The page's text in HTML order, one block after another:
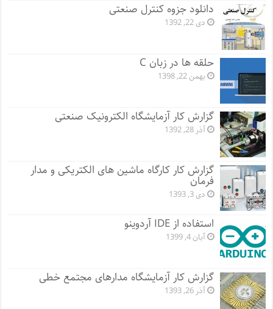
دانلود جزوه کنترل صنعتی
دی 22, 1392
حلقه ها در زبان C
بهمن 22, 1398
گزارش کار آزمایشگاه الکترونیک صنعتی
آذر 28, 1392
گزارش کار کارگاه ماشین های الکتریکی و مدار
فرمان
دی 3, 1393
استفاده از IDE آردوینو
آبان 4, 1399
گزارش کار آزمایشگاه مدارهای مجتمع خطی
آذر 26, 1393